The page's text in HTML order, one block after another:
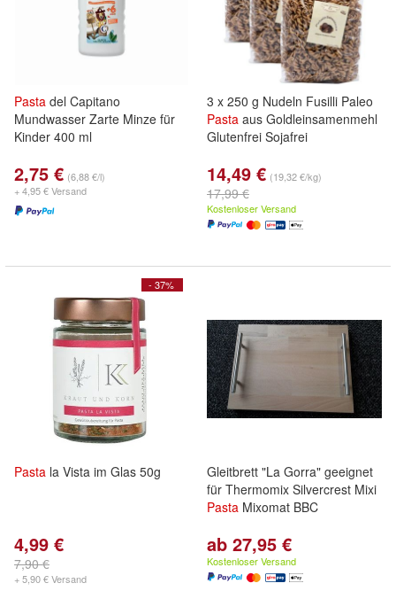
Pasta del Capitano
Mundwasser Zarte Minze für
Kinder 400 ml
2,75 € (6,88 €/l)
+ 4,95 € Versand
3 x 250 g Nudeln Fusilli Paleo
Pasta aus Goldleinsamenmehl
Glutenfrei Sojafrei
14,49 € (19,32 €/kg)
17,99 €
Kostenloser Versand
- 37%
Pasta la Vista im Glas 50g
4,99 €
7,90 €
+ 5,90 € Versand
Gleitbrett "La Gorra" geeignet
für Thermomix Silvercrest Mixi
Pasta Mixomat BBC
ab 27,95 €
Kostenloser Versand